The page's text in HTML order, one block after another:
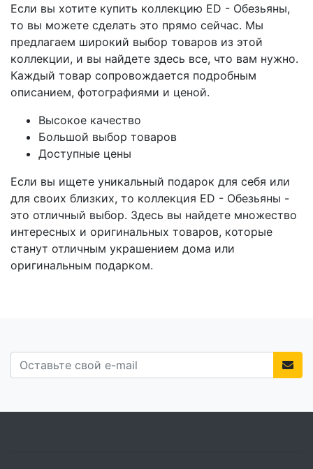
Если вы хотите купить коллекцию ED - Обезьяны,
то вы можете сделать это прямо сейчас. Мы
предлагаем широкий выбор товаров из этой
коллекции, и вы найдете здесь все, что вам нужно.
Каждый товар сопровождается подробным
описанием, фотографиями и ценой.
Высокое качество
Большой выбор товаров
Доступные цены
Если вы ищете уникальный подарок для себя или
для своих близких, то коллекция ED - Обезьяны -
это отличный выбор. Здесь вы найдете множество
интересных и оригинальных товаров, которые
станут отличным украшением дома или
оригинальным подарком.